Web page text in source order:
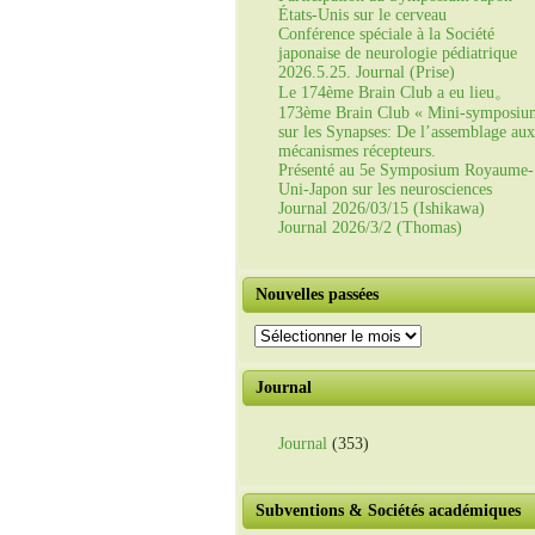
États-Unis sur le cerveau
Conférence spéciale à la Société
japonaise de neurologie pédiatrique
2026.5.25. Journal (Prise)
Le 174ème Brain Club a eu lieu。
173ème Brain Club « Mini-
sur les Synapses: De l’assemblage aux
mécanismes récepteurs.
Présenté au 5e Symposium Royaume-
Uni-Japon sur les neurosciences
Journal 2026/03/15 (Ishikawa)
Journal 2026/3/2 (Thomas)
Nouvelles passées
Nouvelles
passées
Journal
Journal (353)
Subventions & Sociétés académiques